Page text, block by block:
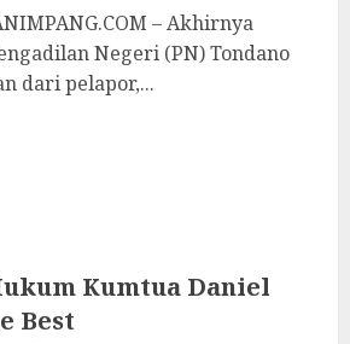
– Akhirnya
Negeri (PN) Tondano
dari pelapor,...
Kumtua Daniel
Best